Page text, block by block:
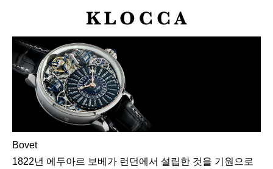
K
O
C
C
A
Bovet
1822년 에두아르 보베가 런던에서 설립한 것을 기원으로